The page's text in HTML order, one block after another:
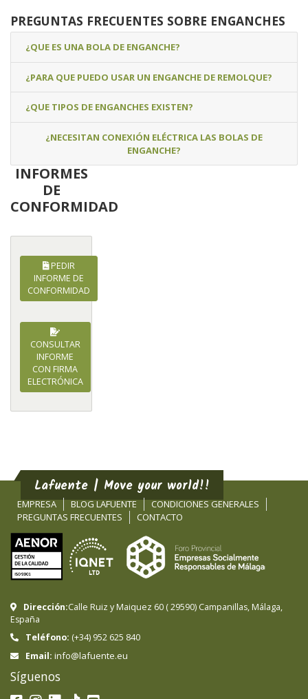
PREGUNTAS FRECUENTES SOBRE ENGANCHES
¿QUE ES UNA BOLA DE ENGANCHE?
¿PARA QUE PUEDO USAR UN ENGANCHE DE REMOLQUE?
¿QUE TIPOS DE ENGANCHES EXISTEN?
¿NECESITAN CONEXIÓN ELÉCTRICA LAS BOLAS DE
ENGANCHE?
INFORMES
DE
CONFORMIDAD
PEDIR
INFORME DE
CONFORMIDAD
CONSULTAR
INFORME
CON FIRMA
ELECTRÓNICA
Lafuente | Move your world!!
EMPRESA BLOG LAFUENTE
CONDICIONES GENERALES
PREGUNTAS FRECUENTES
CONTACTO
Dirección:Calle Ruiz y Maiquez 60 (29590) Campanillas, Málaga,
España
Teléfono: (+34) 952 625 840
Email: info@lafuente.eu
Síguenos